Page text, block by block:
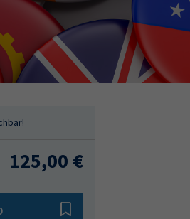
125,00 €